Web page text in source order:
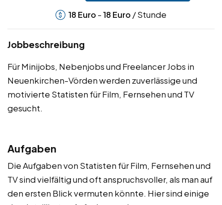
18 Euro -18 Euro / Stunde
Jobbeschreibung
Für Minijobs, Nebenjobs und Freelancer Jobs in
Neuenkirchen-Vörden werden zuverlässige und
motivierte Statisten für Film, Fernsehen und TV
gesucht.
Aufgaben
Die Aufgaben von Statisten für Film, Fernsehen und
TV sind vielfältig und oft anspruchsvoller, als man auf
den ersten Blick vermuten könnte. Hier sind einige